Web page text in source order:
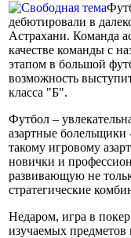
дебютировали в
Астрахани. Команда
качестве команды с
этапом в большой
возможность
класса "Б".
Футбол –
азартные
такому игровому
новички и
развивающую не
стратегические
Недаром, игра в
изучаемых